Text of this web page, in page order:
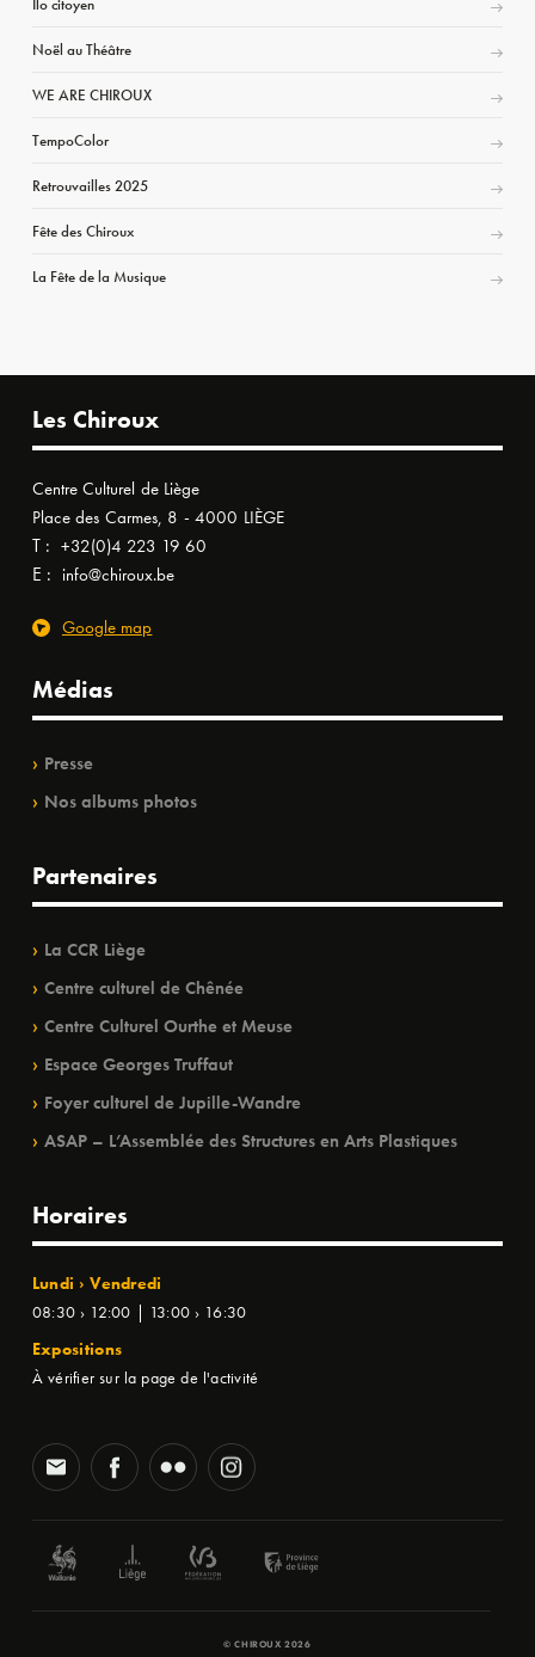
Ilo citoyen
Noël au Théâtre
WE ARE CHIROUX
TempoColor
Retrouvailles 2025
Fête des Chiroux
La Fête de la Musique
Les Chiroux
Centre Culturel de Liège
Place des Carmes, 8 - 4000 LIÈGE
T : +32(0)4 223 19 60
E : info@chiroux.be
Google map
Médias
Presse
Nos albums photos
Partenaires
La CCR Liège
Centre culturel de Chênée
Centre Culturel Ourthe et Meuse
Espace Georges Truffaut
Foyer culturel de Jupille-Wandre
ASAP – L’Assemblée des Structures en Arts Plastiques
Horaires
Lundi › Vendredi
08:30 › 12:00 | 13:00 › 16:30
Expositions
À vérifier sur la page de l'activité
© CHIROUX 2026